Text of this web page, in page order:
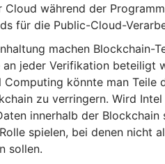
während der
für die Public-Cloud-
machen Blockchain-
jeder Verifikation beteiligt
könnte man Teile
zu verringern. Wird
innerhalb der Blockchain
spielen, bei denen nicht
sollen.